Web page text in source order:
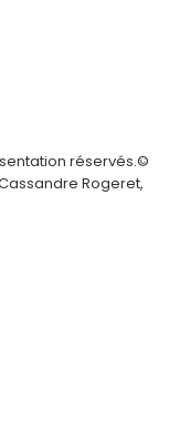
réservés.©
Rogeret,